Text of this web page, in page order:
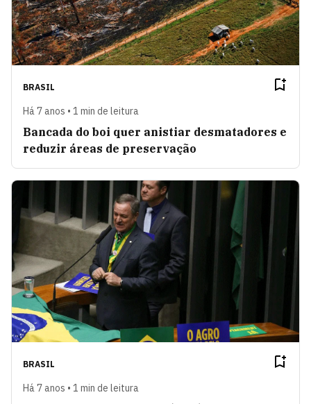
BRASIL
Há 7 anos • 1 min de leitura
Bancada do boi quer anistiar desmatadores e
reduzir áreas de preservação
BRASIL
Há 7 anos • 1 min de leitura